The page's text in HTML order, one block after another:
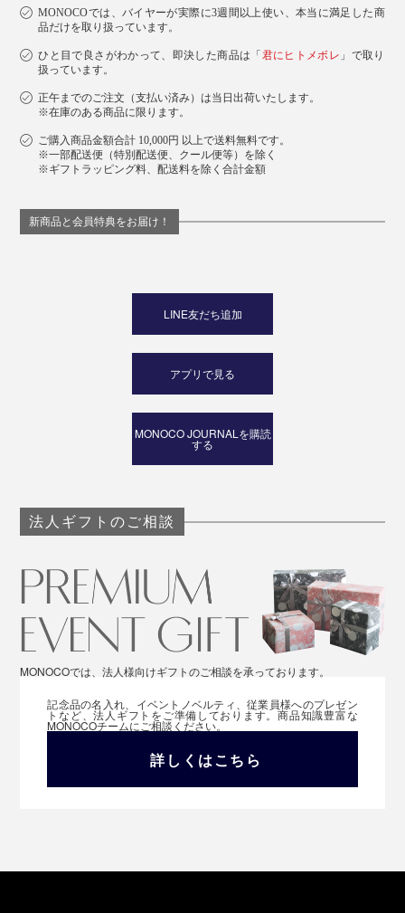
MONOCOでは、バイヤーが実際に3週間以上使い、本当に満足した商
品だけを取り扱っています。
ひと目で良さがわかって、即決した商品は「君にヒトメボレ 」で取り
扱っています。
正午までのご注文（支払い済み）は当日出荷いたします。
※在庫のある商品に限ります。
ご購入商品金額合計 10,000円 以上で送料無料です。
※一部配送便（特別配送便、クール便等）を除く
※ギフトラッピング料、配送料を除く合計金額
新商品と会員特典をお届け！
LINE友だち追加
アプリで見る
MONOCO JOURNALを購読
する
法人ギフトのご相談
MONOCOでは、法人様向けギフトのご相談を承っております。
記念品の名入れ、イベントノベルティ、従業員様へのプレゼン
トなど、法人ギフトをご準備しております。商品知識豊富な
MONOCOチームにご相談ください。
詳しくはこちら